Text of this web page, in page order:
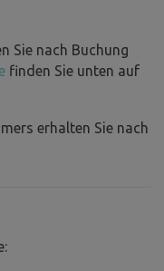
einer Treppe ins
nicht voll belegt,
es geschlossen
zu schieben und es
Sie nach Buchung
finden Sie unten auf
erhalten Sie nach